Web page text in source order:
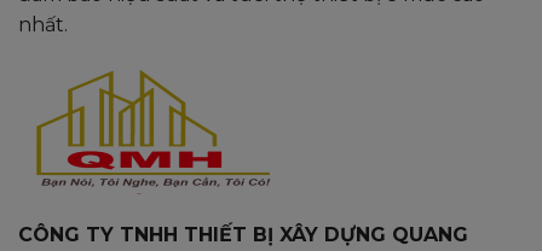
nhất.
CÔNG TY TNHH THIẾT BỊ XÂY DỰNG QUANG